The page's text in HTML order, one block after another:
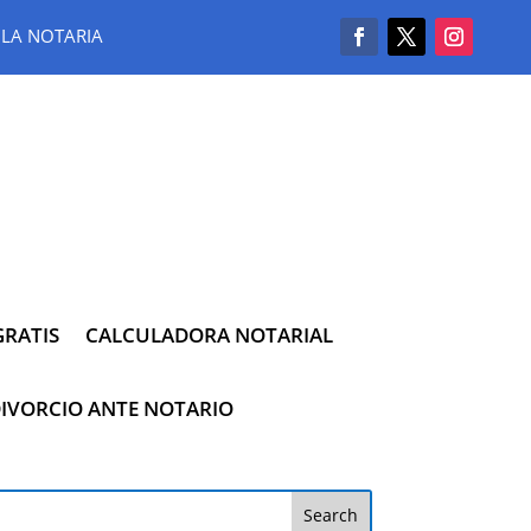
LA NOTARIA
CALCULADORA NOTARIAL
ANTE NOTARIO